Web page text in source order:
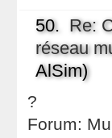
50. Re:
réseau
AlSim)
?
Forum: